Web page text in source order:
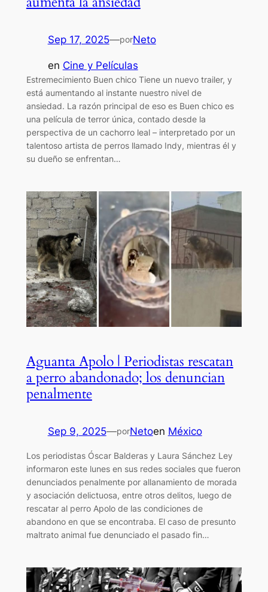
Sep 17, 2025—porNeto
en Cine y Películas
Estremecimiento Buen chico Tiene un nuevo trailer, y
está aumentando al instante nuestro nivel de
ansiedad. La razón principal de eso es Buen chico es
una película de terror única, contado desde la
perspectiva de un cachorro leal – interpretado por un
talentoso artista de perros llamado Indy, mientras él y
su dueño se enfrentan…
Aguanta Apolo | Periodistas rescatan
a perro abandonado; los denuncian
penalmente
Sep 9, 2025—porNetoen México
Los periodistas Óscar Balderas y Laura Sánchez Ley
informaron este lunes en sus redes sociales que fueron
denunciados penalmente por allanamiento de morada
y asociación delictuosa, entre otros delitos, luego de
rescatar al perro Apolo de las condiciones de
abandono en que se encontraba. El caso de presunto
maltrato animal fue denunciado el pasado fin…